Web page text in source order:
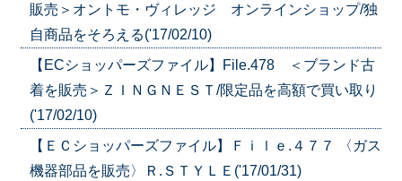
販売＞オントモ・ヴィレッジ オンラインショップ/独
自商品をそろえる('17/02/10)
【ECショッパーズファイル】File.478 ＜ブランド古
着を販売＞ＺＩＮＧＮＥＳＴ/限定品を高額で買い取り
('17/02/10)
【ＥＣショッパーズファイル】Ｆｉｌｅ.４７７ 〈ガス
機器部品を販売〉Ｒ.ＳＴＹＬＥ('17/01/31)